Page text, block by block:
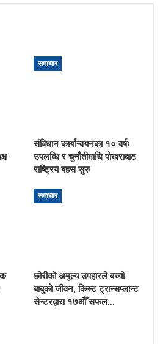
समाचार
संविधान कार्यान्वयनका १० वर्षः
उपलब्धि र चुनौतीमाथि पोखराबाट
राष्ट्रिय बहस सुरु
समाचार
छोरीको अमूल्य उपहारले बच्यो
बाबुको जीवन, किस्ट ट्रान्सप्लान्ट
सेन्टरद्वारा १७औँ सफल…